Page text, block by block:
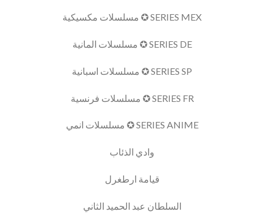
SERIES MEX ✪ مسلسلات مكسيكية
SERIES DE ✪ مسلسلات المانية
SERIES SP ✪ مسلسلات اسبانية
SERIES FR ✪ مسلسلات فرنسية
SERIES ANIME ✪ مسلسلات انمي
وادي الذئاب
قيامة ارطغرل
السلطان عبد الحميد الثاني